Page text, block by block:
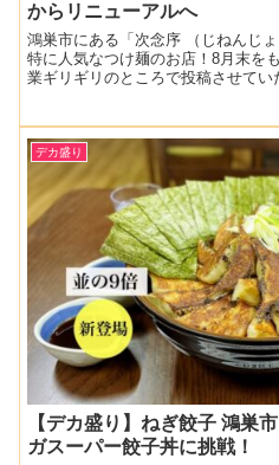
からリニューアルへ
鴻巣市にある「次念序 （じねんじ
特に人気なつけ麺のお店！8月末を
業ギリギリのところで投稿させて
デカ盛り
【デカ盛り】ねぎ餃子 鴻巣
ガスーパー餃子丼に挑戦！